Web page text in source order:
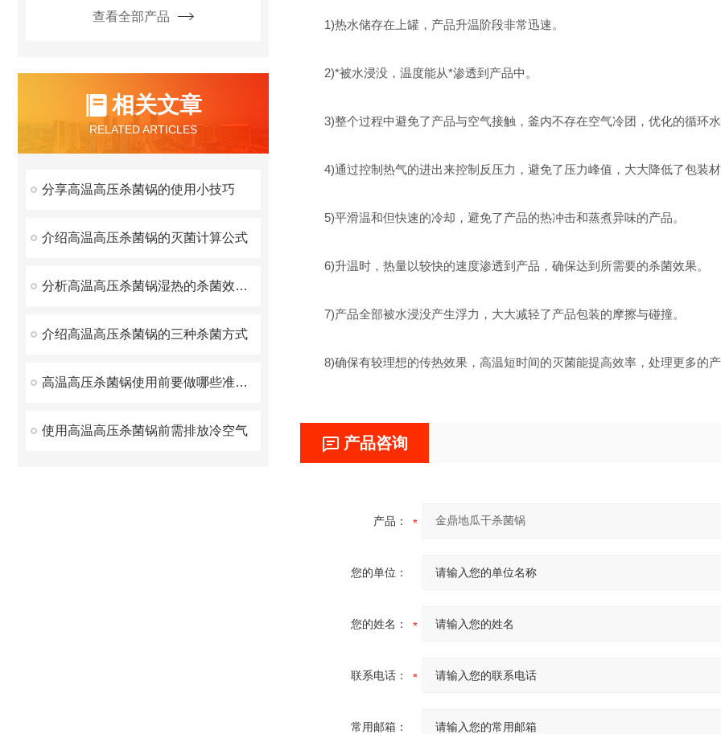
1)热水储存在上罐，产品升温阶段非常迅速。
2)*被水浸没，温度能从*渗透到产品中。
3)整个过程中避免了产品与空气接触，釜内不存在空气冷团，优化的循环
4)通过控制热气的进出来控制反压力，避免了压力峰值，大大降低了包装
5)平滑温和但快速的冷却，避免了产品的热冲击和蒸煮异味的产品。
6)升温时，热量以较快的速度渗透到产品，确保达到所需要的杀菌效果。
7)产品全部被水浸没产生浮力，大大减轻了产品包装的摩擦与碰撞。
8)确保有较理想的传热效果，高温短时间的灭菌能提高效率，处理更多的
产品咨询
产品：
您的单位：
您的姓名：
联系电话：
常用邮箱：
查看全部产品
相关文章
RELATED ARTICLES
分享高温高压杀菌锅的使用小技巧
介绍高温高压杀菌锅的灭菌计算公式
分析高温高压杀菌锅湿热的杀菌效力比干热大的原因
介绍高温高压杀菌锅的三种杀菌方式
高温高压杀菌锅使用前要做哪些准备工作
使用高温高压杀菌锅前需排放冷空气